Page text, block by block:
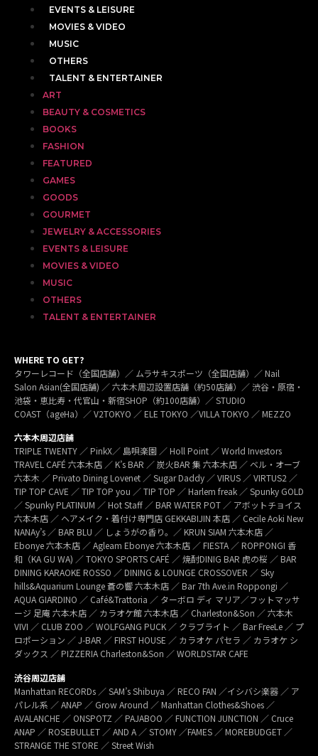
EVENTS & LEISURE
MOVIES & VIDEO
MUSIC
OTHERS
TALENT & ENTERTAINER
ART
BEAUTY & COSMETICS
BOOKS
FASHION
FEATURED
GAMES
GOODS
GOURMET
JEWELRY & ACCESSORIES
EVENTS & LEISURE
MOVIES & VIDEO
MUSIC
OTHERS
TALENT & ENTERTAINER
WHERE TO GET?
タワーレコード（全国店舗）／ ムラサキスポーツ（全国店舗）／ Nail
Salon Asian(全国店舗) ／ 六本木周辺設置店舗（約50店舗）／ 渋谷・原宿・
池袋・恵比寿・代官山・新宿SHOP（約100店舗）／ STUDIO
COAST（ageHa）／ V2TOKYO ／ ELE TOKYO ／VILLA TOKYO ／ MEZZO
六本木周辺店舗
TRIPLE TWENTY ／ PinkX／ 島唄楽園 ／ Holl Point ／ World Investors
TRAVEL CAFÉ 六本木店 ／ K’s BAR ／ 炭火BAR 集 六本木店 ／ ベル・オーブ
六本木 ／ Privato Dining Lovenet ／ Sugar Daddy ／ VIRUS ／ VIRTUS2 ／
TIP TOP CAVE ／ TIP TOP you ／ TIP TOP ／ Harlem freak ／ Spunky GOLD
／ Spunky PLATINUM ／ Hot Staff ／ BAR WATER POT ／ アボットチョイス
六本木店 ／ ヘアメイク・着付け専門店 GEKKABIJIN 本店 ／ Cecile Aoki New
NANAy’s ／ BAR BLU ／ しょうがの香り。／ KRUN SIAM 六本木店 ／
Ebonye 六本木店 ／ Agleam Ebonye 六本木店 ／ FIESTA ／ ROPPONGI 香
和（KA GU WA) ／ TOKYO SPORTS CAFÉ ／ 焼酎DINIG BAR 虎の桜 ／ BAR
DINING KARAOKE ROSSO ／ DINING & LOUNGE CROSSOVER ／ Sky
hills&Aquarium Lounge 蒼の響 六本木店 ／ Bar 7th Ave.in Roppongi ／
AQUA GIARDINO ／ Café&Trattoria ／ ターボロ ディ マリア／フットマッサ
ージ 足庵 六本木店 ／ カラオケ館 六本木店 ／ Charleston&Son ／ 六本木
VIVI ／ CLUB ZOO ／ WOLFGANG PUCK ／ クラブライト ／ Bar FreeLe ／ プ
ロポーション ／ J-BAR ／ FIRST HOUSE ／ カラオケ パセラ ／ カラオケ シ
ダックス ／ PIZZERIA Charleston&Son ／ WORLDSTAR CAFE
渋谷周辺店舗
Manhattan RECORDs ／ SAM’s Shibuya ／ RECO FAN ／イシバシ楽器 ／ ア
パレル系 ／ ANAP ／ Grow Around ／ Manhattan Clothes&Shoes ／
AVALANCHE ／ ONSPOTZ ／ PAJABOO ／ FUNCTION JUNCTION ／ Cruce
ANAP ／ ROSEBULLET ／ AND A ／ STOMY ／FAMES ／ MOREBUDGET ／
STRANGE THE STORE ／ Street Wish